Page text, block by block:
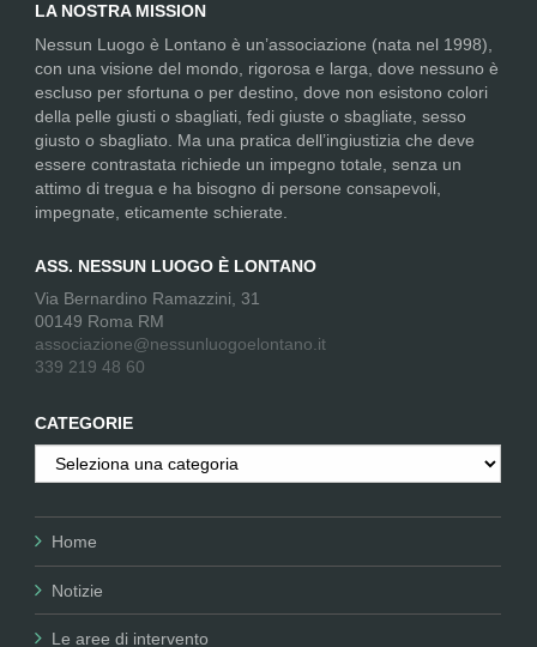
LA NOSTRA MISSION
Nessun Luogo è Lontano è un’associazione (nata nel 1998),
con una visione del mondo, rigorosa e larga, dove nessuno è
escluso per sfortuna o per destino, dove non esistono colori
della pelle giusti o sbagliati, fedi giuste o sbagliate, sesso
giusto o sbagliato. Ma una pratica dell’ingiustizia che deve
essere contrastata richiede un impegno totale, senza un
attimo di tregua e ha bisogno di persone consapevoli,
impegnate, eticamente schierate.
ASS. NESSUN LUOGO È LONTANO
Via Bernardino Ramazzini, 31
00149 Roma RM
associazione@nessunluogoelontano.it
339 219 48 60
CATEGORIE
Categorie
Home
Notizie
Le aree di intervento